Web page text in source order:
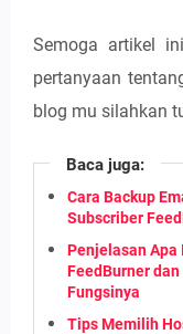
Semoga artikel
pertanyaan
blog mu silahkan
Baca juga:
Cara Backup
Subscriber
Penjelasan Apa
FeedBurner dan
Fungsinya
Tips Memilih